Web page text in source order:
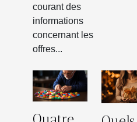
courant des
informations
concernant les
offres...